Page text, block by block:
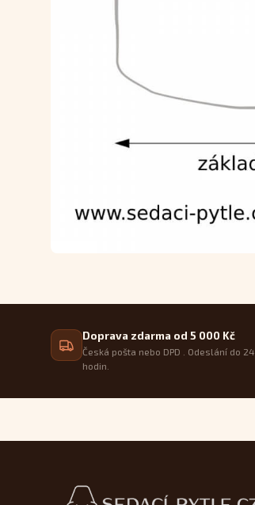
Doprava zdarma od 5 000 Kč
Česká pošta nebo DPD . Odeslání do 24
hodin.
Patička webu